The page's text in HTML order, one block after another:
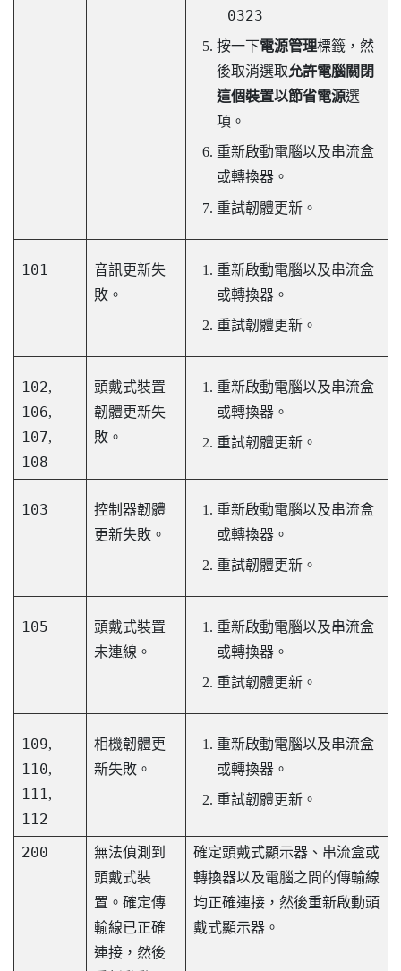
0323
按一下電源管理標籤，然
後取消選取允許電腦關閉
這個裝置以節省電源選
項。
重新啟動電腦以及串流盒
或轉換器。
重試韌體更新。
101
音訊更新失
敗。
重新啟動電腦以及串流盒
或轉換器。
重試韌體更新。
102,
106,
107,
108
頭戴式裝置
韌體更新失
敗。
重新啟動電腦以及串流盒
或轉換器。
重試韌體更新。
103
控制器韌體
更新失敗。
重新啟動電腦以及串流盒
或轉換器。
重試韌體更新。
105
頭戴式裝置
未連線。
重新啟動電腦以及串流盒
或轉換器。
重試韌體更新。
109,
110,
111,
112
相機韌體更
新失敗。
重新啟動電腦以及串流盒
或轉換器。
重試韌體更新。
200
無法偵測到
頭戴式裝
置。確定傳
輸線已正確
連接，然後
確定頭戴式顯示器、串流盒或
轉換器以及電腦之間的傳輸線
均正確連接，然後重新啟動頭
戴式顯示器。